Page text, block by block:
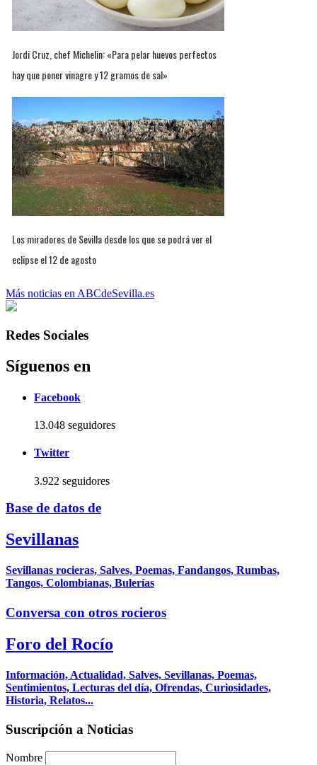
Jordi Cruz, chef Michelin: «Para pelar huevos perfectos
hay que poner vinagre y 12 gramos de sal»
Los miradores de Sevilla desde los que se podrá ver el
eclipse el 12 de agosto
Más noticias en ABCdeSevilla.es
Redes Sociales
Síguenos en
Facebook
13.048 seguidores
Twitter
3.922 seguidores
Base de datos de
Sevillanas
Sevillanas rocieras, Salves, Poemas, Fandangos, Rumbas,
Tangos, Colombianas, Bulerías
Conversa con otros rocieros
Foro del Rocío
Información, Actualidad, Salves, Sevillanas, Poemas,
Sentimientos, Lecturas del día, Ofrendas, Curiosidades,
Historia, Relatos...
Suscripción a Noticias
Nombre